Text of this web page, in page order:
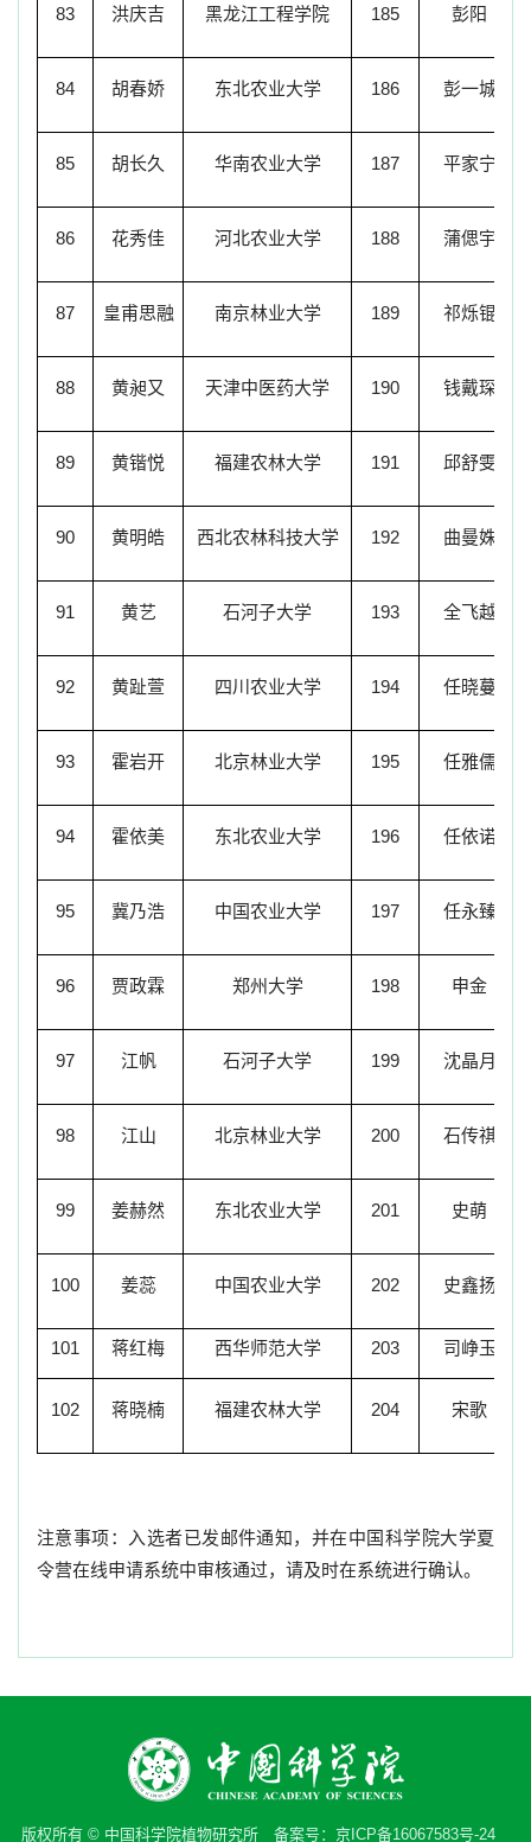
83 洪庆吉 黑龙江工程学院 185 彭阳
84 胡春娇 东北农业大学 186 彭一城
85 胡长久 华南农业大学 187 平家宁
86 花秀佳 河北农业大学 188 蒲偲宇
87 皇甫思融 南京林业大学 189 祁烁锟
88 黄昶又 天津中医药大学 190 钱戴琛
89 黄锴悦 福建农林大学 191 邱舒雯
90 黄明皓 西北农林科技大学 192 曲曼姝
91 黄艺 石河子大学 193 全飞越
92 黄趾萱 四川农业大学 194 任晓蔓
93 霍岩开 北京林业大学 195 任雅儒
94 霍依美 东北农业大学 196 任依诺
95 冀乃浩 中国农业大学 197 任永臻
96 贾政霖 郑州大学 198 申金
97 江帆 石河子大学 199 沈晶月
98 江山 北京林业大学 200 石传祺
99 姜赫然 东北农业大学 201 史萌
100 姜蕊 中国农业大学 202 史鑫扬
101 蒋红梅 西华师范大学 203 司峥玉
102 蒋晓楠 福建农林大学 204 宋歌
注意事项：入选者已发邮件通知，并在中国科学院大学夏
令营在线申请系统中审核通过，请及时在系统进行确认。
版权所有 © 中国科学院植物研究所 备案号： 京ICP备16067583号-24